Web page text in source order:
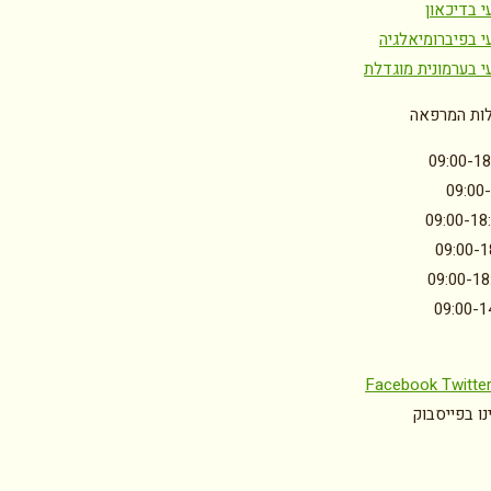
בדיכאון
בפיברומיאלגיה
בערמונית מוגדלת
המרפאה
09:00-
09:00-
09:00-
09:00-
09:00-
FacebookTwitter
בפייסבוק